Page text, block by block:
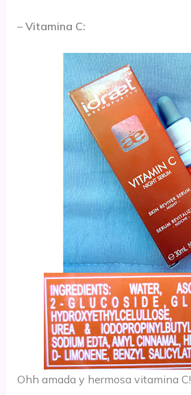
–Vitamina C:
Ohh amada y hermosa vitamina C!